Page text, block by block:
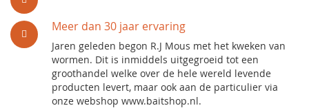
Meer dan 30 jaar ervaring
Jaren geleden begon R.J Mous met het kweken van
wormen. Dit is inmiddels uitgegroeid tot een
groothandel welke over de hele wereld levende
producten levert, maar ook aan de particulier via
onze webshop www.baitshop.nl.